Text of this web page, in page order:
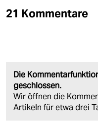
21 Kommentare
Die
geschlossen.
Wir öffnen die
Artikeln für etwa drei